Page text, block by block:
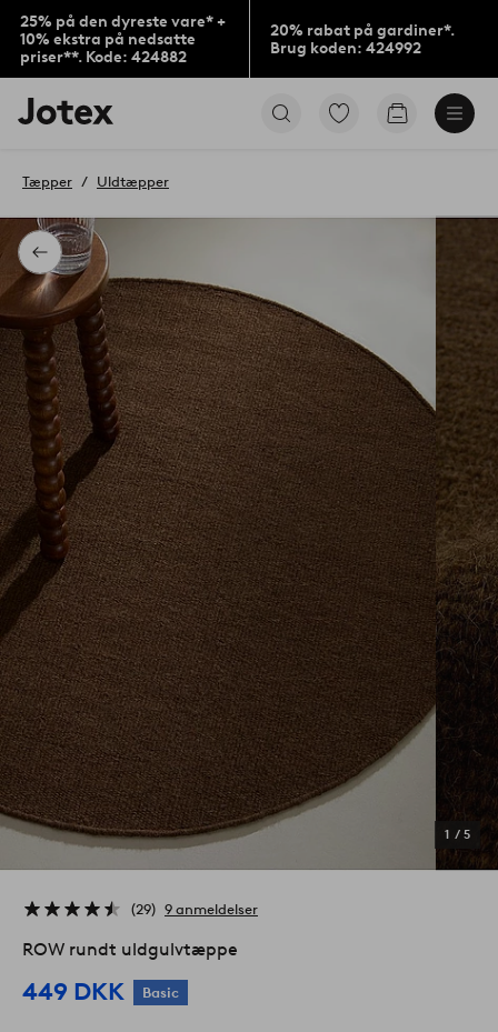
25% på den dyreste vare* +
10% ekstra på nedsatte
priser**. Kode: 424882
20% rabat på gardiner*.
Brug koden: 424992
Jotex
logo
til
Gå
Gå
Tilbage
Tæpper Uldtæpper
1 / 5
29 9 anmeldelser
ROW rundt uldgulvtæppe
449 DKK Basic